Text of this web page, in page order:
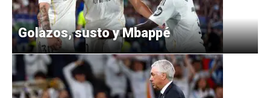
Golazos, susto y Mbappé